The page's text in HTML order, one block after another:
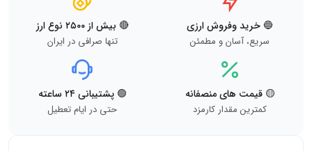
🔵 خرید وفروش ارزی
سریع، آسان و مطمئن
🔴 بیش از ۲۵۰۰ نوع ارز
تنها صرافی در ایران
🟡 قیمت های منصفانه
کمترین مقدار کارمزد
🟢 پشتیبانی ۲۴ ساعته
حتی در ایام تعطیل